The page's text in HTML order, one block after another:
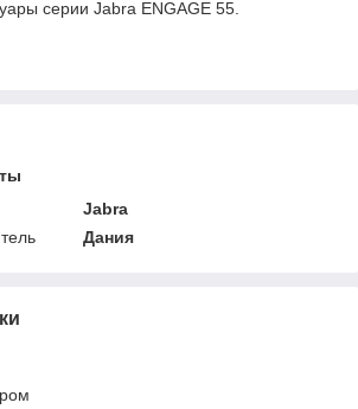
серии Jabra ENGAGE 55.
Jabra
Дания